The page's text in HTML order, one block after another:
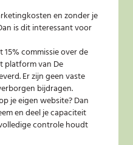
en zonder je
is dit interessant voor
commissie over de
platform van De
Er zijn geen vaste
bijdragen.
je eigen website? Dan
en deel je capaciteit
controle houdt